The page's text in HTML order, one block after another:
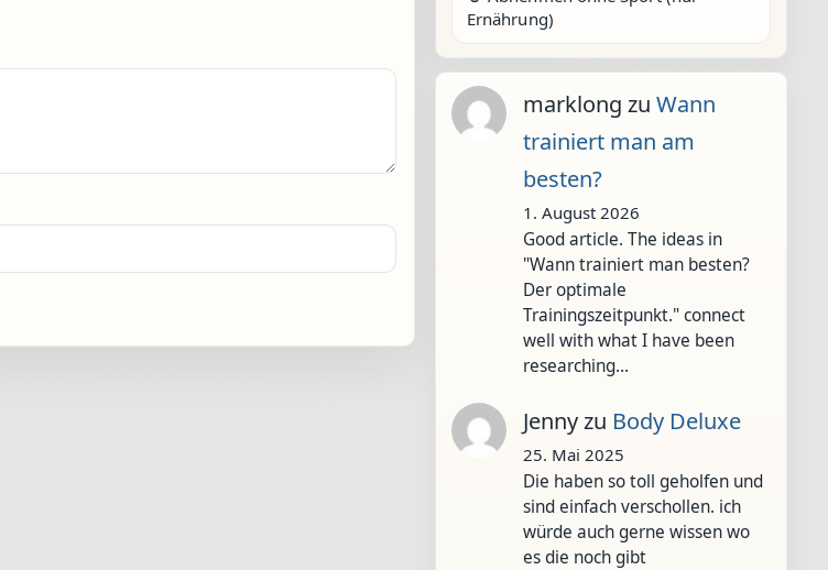
Ernährung)
marklong zu Wann
trainiert man am
besten?
1. August 2026
Good article. The ideas in
"Wann trainiert man besten?
Der optimale
Trainingszeitpunkt." connect
well with what I have been
researching…
Jennyzu Body Deluxe
25. Mai 2025
Die haben so toll geholfen und
sind einfach verschollen. ich
würde auch gerne wissen wo
es die noch gibt